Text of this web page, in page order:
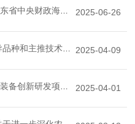
2025-06-26
· 广东省农业农村厅关于印发《广东省中央财政海洋牧场人工鱼礁建设项目管理办法（试行）》的通知
2025-04-09
· 关于发布2025年湖南省农业主导品种和主推技术的通知
2025-04-01
· 湖南省农业农村厅关于开展农机装备创新研发项目揭榜挂帅的通告